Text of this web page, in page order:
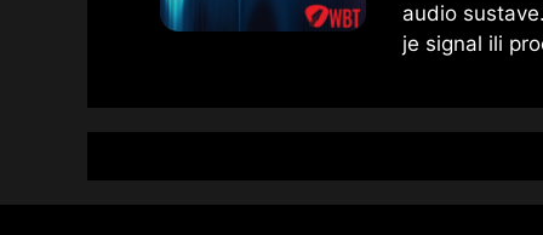
audio
je signal ili